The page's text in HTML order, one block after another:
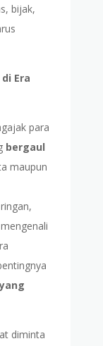
bijak,
Era
para
bergaul
maupun
diminta